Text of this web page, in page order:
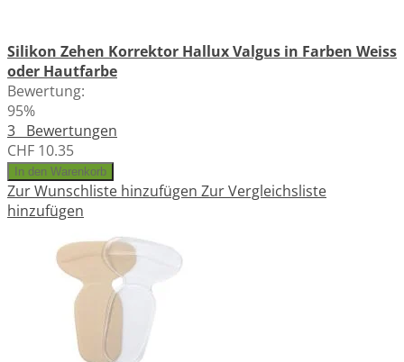
Silikon Zehen Korrektor Hallux Valgus in Farben Weiss
oder Hautfarbe
Bewertung:
95%
3 Bewertungen
CHF 10.35
In den Warenkorb
Zur Wunschliste hinzufügen Zur Vergleichsliste
hinzufügen